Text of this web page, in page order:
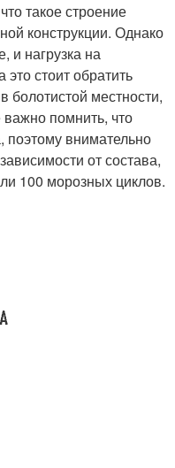
такое строение
конструкции. Однако
и нагрузка на
стоит обратить
болотистой местности,
помнить, что
поэтому внимательно
от состава,
100 морозных циклов.